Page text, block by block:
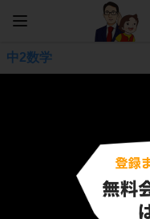
中2数学